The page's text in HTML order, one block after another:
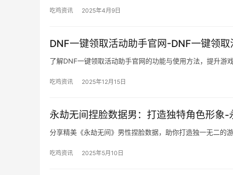
吃鸡资讯 2025年4月9日
DNF一键领取活动助手官网-DNF一键领
了解DNF一键领取活动助手官网的功能与使用方法，提升游戏
吃鸡资讯 2025年12月15日
永劫无间捏脸数据男：打造独特角色形象
分享精美《永劫无间》男性捏脸数据，助你打造独一无二的游
吃鸡资讯 2025年5月10日